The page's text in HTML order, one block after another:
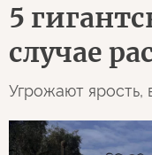
5
случае
Угрожают ярость,